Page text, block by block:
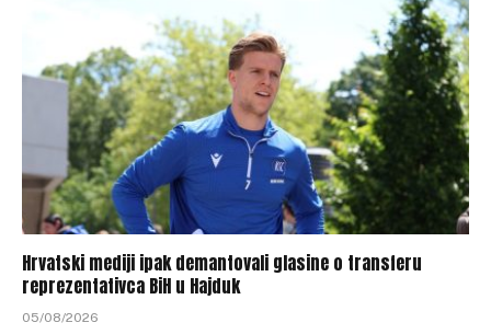
Hrvatski mediji ipak demantovali glasine o transferu
reprezentativca BiH u Hajduk
05/08/2026